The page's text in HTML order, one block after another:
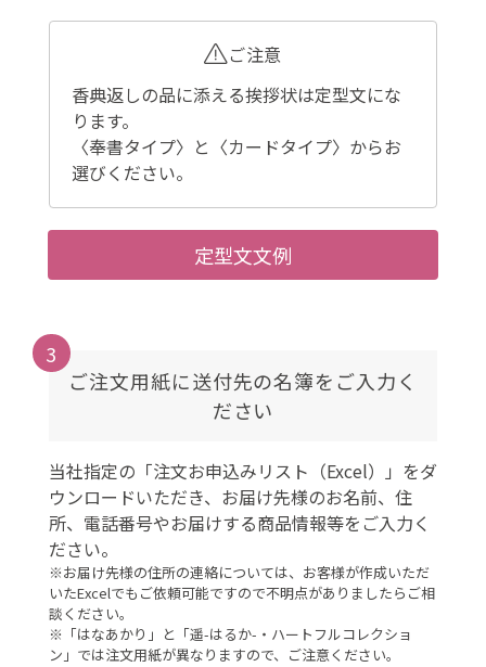
ご注意
香典返しの品に添える挨拶状は定型文にな
ります。
〈奉書タイプ〉と〈カードタイプ〉からお
選びください。
定型文文例
3
ご注文用紙に送付先の名簿をご入力く
ださい
当社指定の「注文お申込みリスト（Excel）」をダ
ウンロードいただき、お届け先様のお名前、住
所、電話番号やお届けする商品情報等をご入力く
ださい。
※お届け先様の住所の連絡については、お客様が作成いただ
いたExcelでもご依頼可能ですので不明点がありましたらご相
談ください。
※「はなあかり」と「遥-はるか-・ハートフルコレクショ
ン」では注文用紙が異なりますので、ご注意ください。